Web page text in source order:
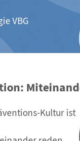
VBG
Kultur ist